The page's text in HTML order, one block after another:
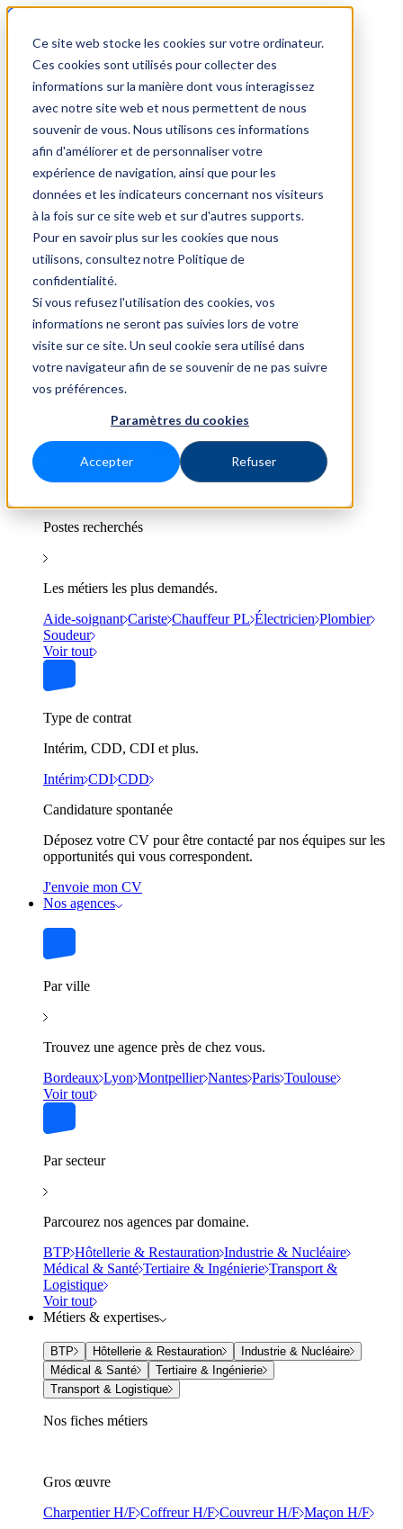
Ce site web stocke les cookies sur votre ordinateur.
Ces cookies sont utilisés pour collecter des
informations sur la manière dont vous interagissez
avec notre site web et nous permettent de nous
souvenir de vous. Nous utilisons ces informations
afin d'améliorer et de personnaliser votre
expérience de navigation, ainsi que pour les
données et les indicateurs concernant nos visiteurs
à la fois sur ce site web et sur d'autres supports.
Pour en savoir plus sur les cookies que nous
utilisons, consultez notre Politique de
confidentialité.
Si vous refusez l'utilisation des cookies, vos
informations ne seront pas suivies lors de votre
visite sur ce site. Un seul cookie sera utilisé dans
votre navigateur afin de se souvenir de ne pas suivre
vos préférences.
Paramètres du cookies
Accepter Refuser
Trouver un emploi
Par secteur
BTP Hôtellerie & Restauration Industrie & Nucléaire
Médical & Santé
Tertiaire & Ingénierie
Logistique
Voir tout
Par ville
Trouvez un emploi près de chez vous.
Bordeaux Lyon Marseille Nantes Paris Toulouse
Voir tout
Postes recherchés
Les métiers les plus demandés.
Aide-soignant Cariste Chauffeur PL Électricien Plombier
Soudeur
Voir tout
Type de contrat
Intérim, CDD, CDI et plus.
Intérim CDI CDD
Candidature spontanée
Déposez votre CV pour être contacté par nos équipes sur les
opportunités qui vous correspondent.
J'envoie mon CV
Nos agences
Par ville
Trouvez une agence près de chez vous.
Bordeaux Lyon Montpellier Nantes Paris Toulouse
Voir tout
Par secteur
Parcourez nos agences par domaine.
BTP Hôtellerie & Restauration Industrie & Nucléaire
Médical & Santé Tertiaire & Ingénierie Transport &
Logistique
Voir tout
Métiers & expertises
BTP Hôtellerie & Restauration
Industrie & Nucléaire
Médical & Santé
Tertiaire & Ingénierie
Transport & Logistique
Nos fiches métiers
Gros œuvre
Charpentier H/F Coffreur H/F Couvreur H/F Maçon H/F